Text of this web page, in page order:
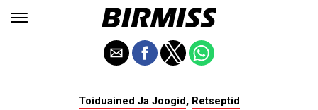
Toiduained Ja Joogid, Retseptid